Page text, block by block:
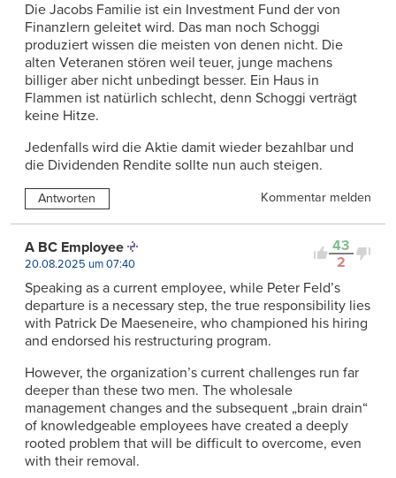
Die Jacobs Familie ist ein Investment Fund der von
Finanzlern geleitet wird. Das man noch Schoggi
produziert wissen die meisten von denen nicht. Die
alten Veteranen stören weil teuer, junge machens
billiger aber nicht unbedingt besser. Ein Haus in
Flammen ist natürlich schlecht, denn Schoggi verträgt
keine Hitze.
Jedenfalls wird die Aktie damit wieder bezahlbar und
die Dividenden Rendite sollte nun auch steigen.
Antworten Kommentar melden
43
2
A BC Employee
20.08.2025 um 07:40
Speaking as a current employee, while Peter Feld’s
departure is a necessary step, the true responsibility lies
with Patrick De Maeseneire, who championed his hiring
and endorsed his restructuring program.
However, the organization’s current challenges run far
deeper than these two men. The wholesale
management changes and the subsequent „brain drain“
of knowledgeable employees have created a deeply
rooted problem that will be difficult to overcome, even
with their removal.